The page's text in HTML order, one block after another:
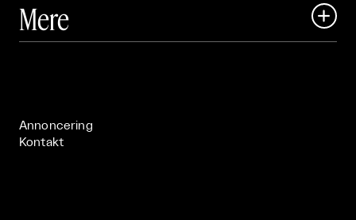
 Art Matter Festival
Mere 
Annoncering
Kontakt